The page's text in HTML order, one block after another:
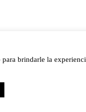
brindarle la